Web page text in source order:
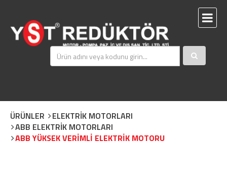
ÜRÜNLER
ELEKTRİK MOTORLARI
ABB ELEKTRİK MOTORLARI
ABB YÜKSEK VERİMLİ ELEKTRİK MOTORU